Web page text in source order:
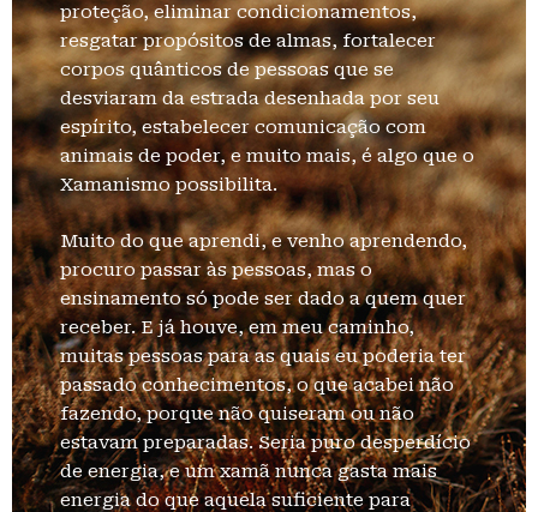
proteção, eliminar condicionamentos,
resgatar propósitos de almas, fortalecer
corpos quânticos de pessoas que se
desviaram da estrada desenhada por seu
espírito, estabelecer comunicação com
animais de poder, e muito mais, é algo que o
Xamanismo possibilita.
Muito do que aprendi, e venho aprendendo,
procuro passar às pessoas, mas o
ensinamento só pode ser dado a quem quer
receber. E já houve, em meu caminho,
muitas pessoas para as quais eu poderia ter
passado conhecimentos, o que acabei não
fazendo, porque não quiseram ou não
estavam preparadas. Seria puro desperdício
de energia, e um xamã nunca gasta mais
energia do que aquela suficiente para